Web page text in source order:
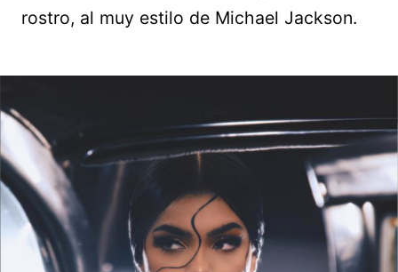
rostro, al muy estilo de Michael Jackson.